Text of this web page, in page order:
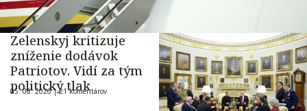
Zelenskyj kritizuje
zníženie dodávok
Patriotov. Vidí za tým
politický tlak
05. 08. 2026 |21 komentárov